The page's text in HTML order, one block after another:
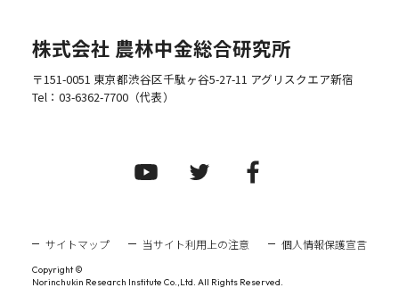
株式会社 農林中金総合研究所
〒151-0051 東京都渋谷区千駄ヶ谷5-27-11 アグリスクエア新宿
Tel： 03-6362-7700（代表）
サイトマップ 当サイト利用上の注意 個人情報保護宣言
Copyright ©
Norinchukin Research Institute Co.,Ltd. All Rights Reserved.